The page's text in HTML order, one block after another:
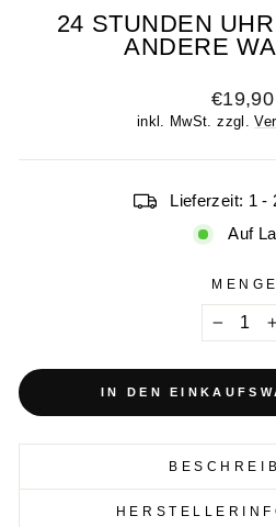
24 STUNDEN
ANDERE
Normaler
Preis
€19,90
inkl. MwSt. zzgl.
Lieferzeit: 1 -
Auf
MENGE
IN DEN